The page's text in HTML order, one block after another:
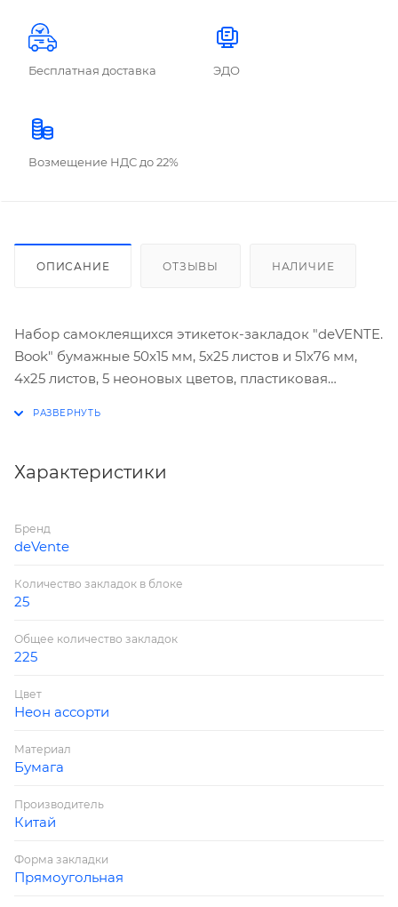
Бесплатная доставка ЭДО
Возмещение НДС до 22%
ОПИСАНИЕ ОТЗЫВЫ НАЛИЧИЕ
Набор самоклеящихся этикеток-закладок "deVENTE.
Book" бумажные 50x15 мм, 5x25 листов и 51x76 мм,
4x25 листов, 5 неоновых цветов, пластиковая
Характеристики
Бренд
deVente
Количество закладок в блоке
25
Общее количество закладок
225
Цвет
Неон ассорти
Материал
Бумага
Производитель
Китай
Форма закладки
Прямоугольная